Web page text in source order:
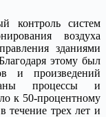
контроль систем
воздуха
зданиями
этому был
и произведений
процессы и
к 50-процентному
течение трех лет и